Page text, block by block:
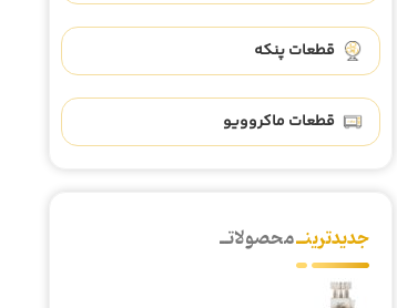
قطعات پنکه
قطعات ماکروویو
جدیدترینــمحصولاتــ